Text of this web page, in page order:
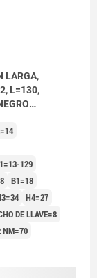
LARGA,
L=130,
129
B1=18
H4=27
DE LLAVE=8
NM=70